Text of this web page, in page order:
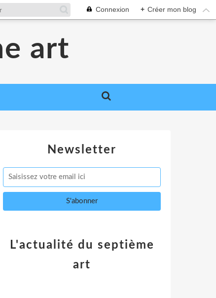
Connexion + Créer mon blog
art
Newsletter
L'actualité du septième
art